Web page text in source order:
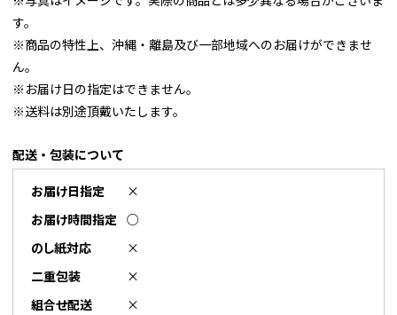
す。
※商品の特性上、沖縄・離島及び一部地域へのお届けができませ
ん。
※お届け日の指定はできません。
※送料は別途頂戴いたします。
配送・包装について
お届け日指定
×
お届け時間指定 ○
のし紙対応
×
二重包装
×
組合せ配送
×